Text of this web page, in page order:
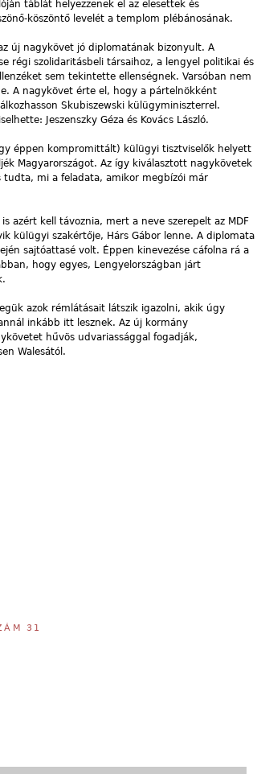
táblát helyezzenek el az elesettek és
köszöntő levelét a templom plébánosának.
új nagykövet jó diplomatának bizonyult. A
régi szolidaritásbeli társaihoz, a lengyel politikai és
sem tekintette ellenségnek. Varsóban nem
A nagykövet érte el, hogy a pártelnökként
Skubiszewski külügyminiszterrel.
Jeszenszky Géza és Kovács László.
éppen kompromittált) külügyi tisztviselők helyett
Magyarországot. Az így kiválasztott nagykövetek
mi a feladata, amikor megbízói már
azért kell távoznia, mert a neve szerepelt az MDF
külügyi szakértője, Hárs Gábor lenne. A diplomata
sajtóattasé volt. Éppen kinevezése cáfolna rá a
hogy egyes, Lengyelországban járt
azok rémlátásait látszik igazolni, akik úgy
inkább itt lesznek. Az új kormány
hűvös udvariassággal fogadják,
Walesától.
31